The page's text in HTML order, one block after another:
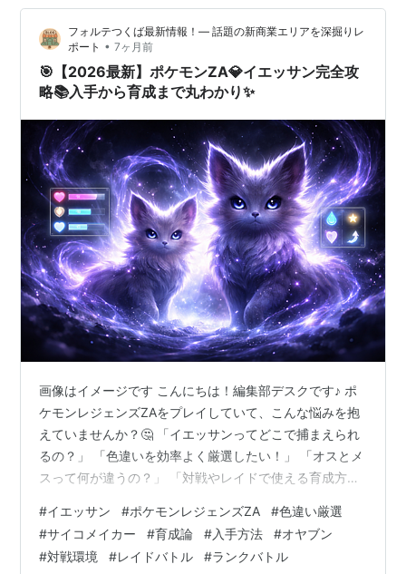
ックリストを大公開します！ 「現在色違いが未登場のポ
ケモン」と「登場済みだが自分が未入手のポケモン」を
明確に分け、地方図鑑ごとに一…
フォルテつくば最新情報！— 話題の新商業エリアを深掘りレ
ポート • 7ヶ月前
🎯【2026最新】ポケモンZA💎イエッサン完全攻
略📚入手から育成まで丸わかり✨
画像はイメージです こんにちは！編集部デスクです♪ ポ
ケモンレジェンズZAをプレイしていて、こんな悩みを抱
えていませんか？🤔 「イエッサンってどこで捕まえられ
るの？」 「色違いを効率よく厳選したい！」 「オスとメ
スって何が違うの？」 「対戦やレイドで使える育成方法
かずスルーしていたんです💦 でも、サイコメイカーの特
性が超強力だと知ってから、本気で厳選・育成に取り組
みました！ その結果、ランクバトルでも大活躍してくれ
#イエッサン #ポケモンレジェンズZA #色違い厳選
#サイコメイカー #育成論 #入手方法 #オヤブン
#対戦環境 #レイドバトル #ランクバトル